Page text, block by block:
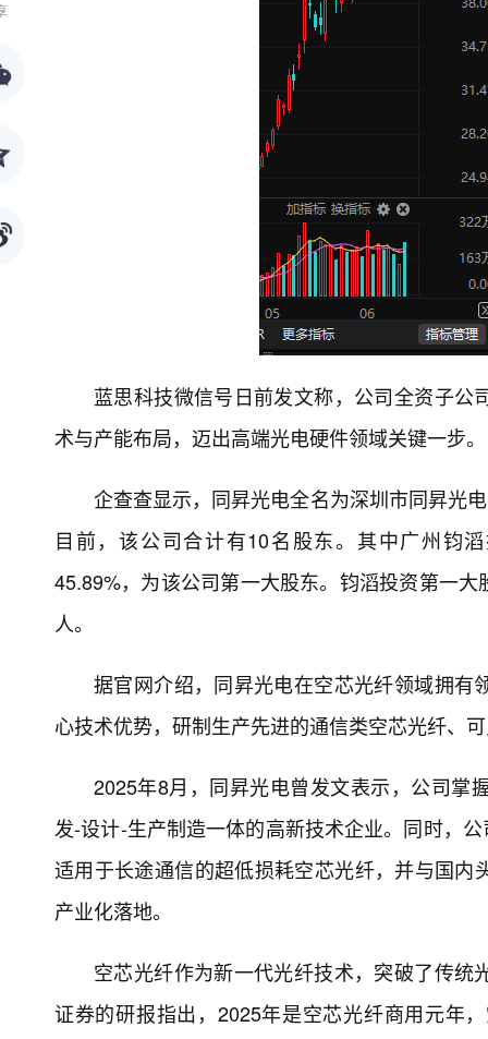
蓝思科技微信号日前发文称，公司全资子
术与产能布局，迈出高端光电硬件领域关键一步。
企查查显示，同昇光电全名为深圳市同昇光
目前，该公司合计有10名股东。其中广州钧
45.89%，为该公司第一大股东。钧滔投资第一
人。
据官网介绍，同昇光电在空芯光纤领域拥
心技术优势，研制生产先进的通信类空芯光纤、
2025年8月，同昇光电曾发文表示，公司掌
发-设计-生产制造一体的高新技术企业。同时，
适用于长途通信的超低损耗空芯光纤，并与国
产业化落地。
空芯光纤作为新一代光纤技术，突破了传
证券的研报指出，2025年是空芯光纤商用元年